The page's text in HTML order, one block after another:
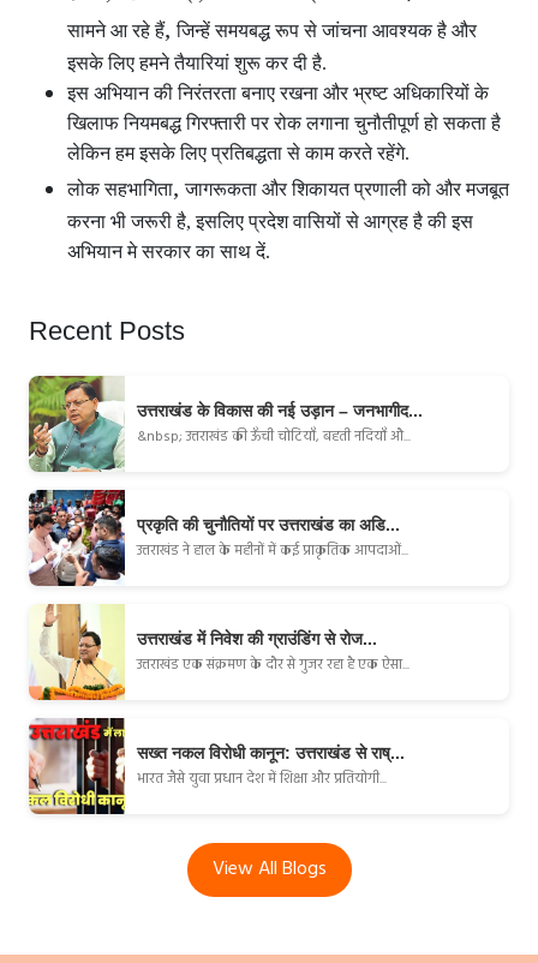
सामने आ रहे हैं,जिन्हें समयबद्ध रूप से जांचना आवश्यक है और
इसके लिए हमने तैयारियां शुरू कर दी है.
इस अभियान की निरंतरता बनाए रखना और भ्रष्ट अधिकारियों के
खिलाफ नियमबद्ध गिरफ्तारी पर रोक लगाना चुनौतीपूर्ण हो सकता है
लेकिन हम इसके लिए प्रतिबद्धता से काम करते रहेंगे.
लोक सहभागिता,जागरूकता और शिकायत प्रणाली को और मजबूत
करना भी जरूरी है, इसलिए प्रदेश वासियों से आग्रह है की इस
अभियान मे सरकार का साथ दें.
Recent Posts
उत्तराखंड के विकास की नई उड़ान – जनभागीद...
&nbsp; उत्तराखंड की ऊँची चोटियाँ, बहती नदियाँ औ...
प्रकृति की चुनौतियों पर उत्तराखंड का अडि...
उत्तराखंड ने हाल के महीनों में कई प्राकृतिक आपदाओं...
उत्तराखंड में निवेश की ग्राउंडिंग से रोज...
उत्तराखंड एक संक्रमण के दौर से गुजर रहा है एक ऐसा...
सख्त नकल विरोधी कानून: उत्तराखंड से राष्...
भारत जैसे युवा प्रधान देश में शिक्षा और प्रतियोगी...
View All Blogs